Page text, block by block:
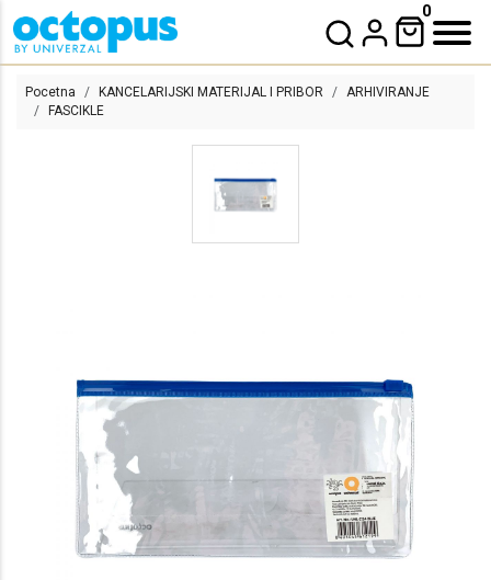
0
Pocetna KANCELARIJSKI MATERIJAL I PRIBOR
ARHIVIRANJE
FASCIKLE